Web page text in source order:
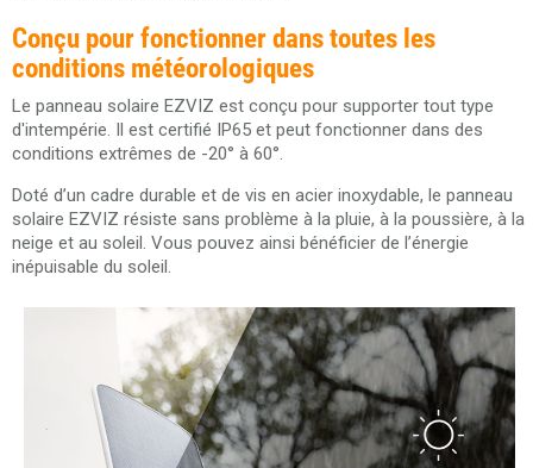
Conçu pour fonctionner dans toutes les
conditions météorologiques
Le panneau solaire EZVIZ est conçu pour supporter tout type
d'intempérie. Il est certifié IP65 et peut fonctionner dans des
conditions extrêmes de -20° à 60°.
Doté d’un cadre durable et de vis en acier inoxydable, le panneau
solaire EZVIZ résiste sans problème à la pluie, à la poussière, à la
neige et au soleil. Vous pouvez ainsi bénéficier de l’énergie
inépuisable du soleil.